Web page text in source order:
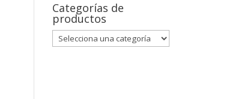
Categorías de
productos